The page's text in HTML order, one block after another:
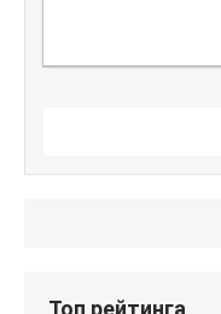
Топ рейтинга